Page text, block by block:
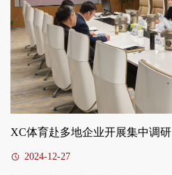
XC体育赴多地企业开展集中调研
2024-12-27